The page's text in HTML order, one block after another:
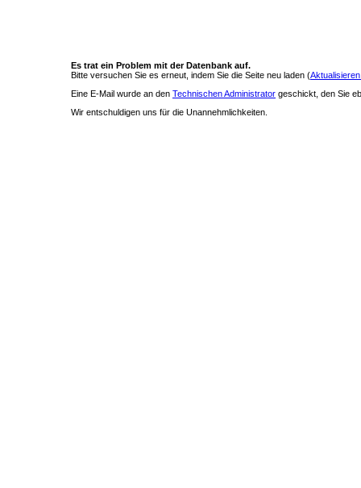
Es trat ein Problem mit der Datenbank auf.
Bitte versuchen Sie es erneut, indem Sie die Seite neu laden (
Eine E-Mail wurde an den Technischen Administrator geschickt, den Sie
Wir entschuldigen uns für die Unannehmlichkeiten.